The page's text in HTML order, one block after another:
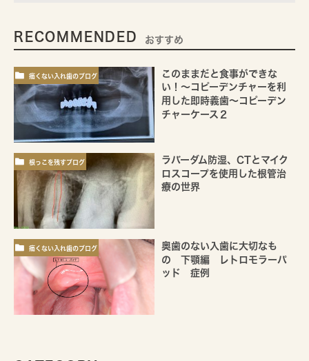
RECOMMENDED おすすめ
痛くない入れ歯のブログ
このままだと食事ができな
い！～コピーデンチャーを利
用した即時義歯～コピーデン
チャーケース２
根っこを残すブログ
ラバーダム防湿、CTとマイク
ロスコープを使用した根管治
療の世界
痛くない入れ歯のブログ
奥歯のない入歯に大切なも
の 下顎編 レトロモラーパ
ッド 症例